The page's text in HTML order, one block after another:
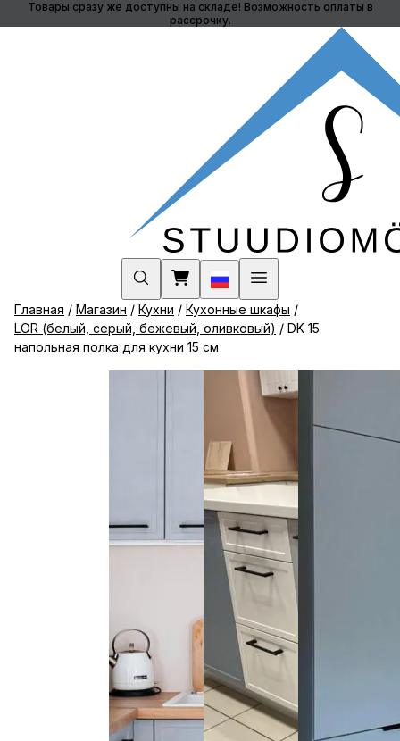
to
Товары сразу же доступны на складе! Возможность оплаты в
рассрочку.
Русский
Главная / Магазин / Кухни / Кухонные шкафы /
LOR (белый, серый, бежевый, оливковый) / DK 15
напольная полка для кухни 15 см